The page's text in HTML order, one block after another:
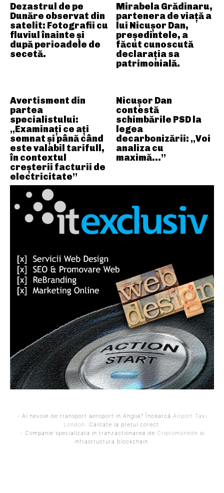
Dezastrul de pe
Dunăre observat din
satelit: Fotografii cu
fluviul înainte și
după perioadele de
secetă.
Mirabela Grădinaru,
partenera de viață a
lui Nicușor Dan,
președintele, a
făcut cunoscută
declarația sa
patrimonială.
Avertisment din
partea
specialistului:
„Examinați ce ați
semnat și până când
este valabil tarifull,
în contextul
creșterii facturii de
electricitate”
Nicușor Dan
contestă
schimbările PSD la
legea
decarbonizării: „Voi
analiza cu
maximă…”
- Ai nevoie de transport aeroport in Anglia? Încearcă Airport Taxi
London . Calitate la prețul corect.
- Companie specializata in tranzactionarea de Criptomonede si
infrastructura blockchain.